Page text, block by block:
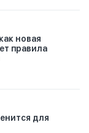
новая
правила
для